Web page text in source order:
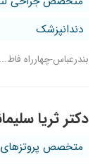
دندانپزشک
بندرعباس-چهارراه فاط...
دکتر ثریا
متخصص پروتزهای